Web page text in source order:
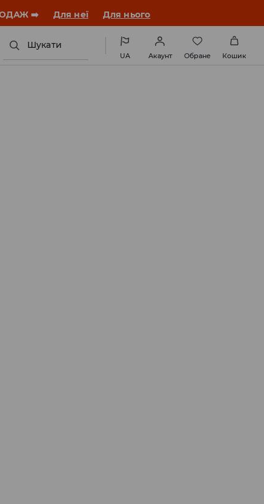
ЗАВАНТАЖИТИ ДОДАТОК
Шукати
UA Акаунт Обране Кошик